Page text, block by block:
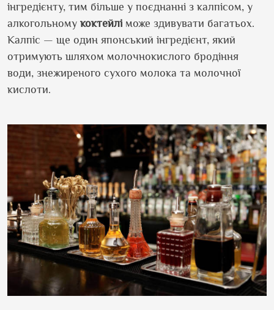
інгредієнту, тим більше у поєднанні з калпісом, у
алкогольному коктейлі може здивувати багатьох.
Калпіс — ще один японський інгредієнт, який
отримують шляхом молочнокислого бродіння
води, знежиреного сухого молока та молочної
кислоти.